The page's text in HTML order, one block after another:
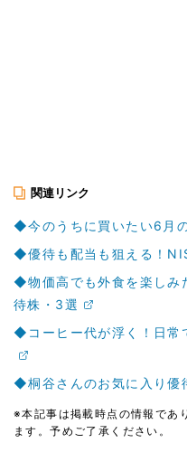
関連リンク
◆今のうちに買いたい6月
◆優待も配当も狙える！
◆物価高でも外食を楽しみ
待株・3選
◆コーヒー代が浮く！日常
◆桐谷さんのお気に入り優
※本記事は掲載時点の情報であ
ます。予めご了承ください。